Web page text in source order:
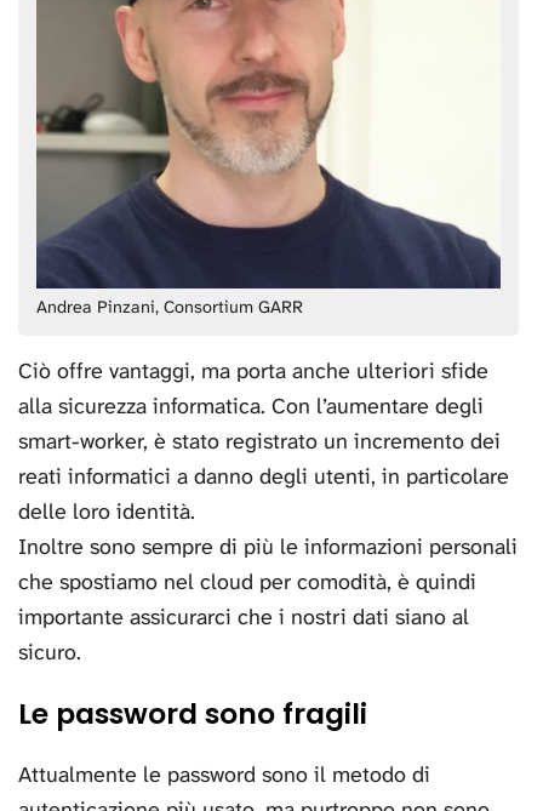
Andrea Pinzani, Consortium GARR
Ciò offre vantaggi, ma porta anche ulteriori sfide
alla sicurezza informatica. Con l’aumentare degli
smart-worker, è stato registrato un incremento dei
reati informatici a danno degli utenti, in particolare
delle loro identità.
Inoltre sono sempre di più le informazioni personali
che spostiamo nel cloud per comodità, è quindi
importante assicurarci che i nostri dati siano al
sicuro.
Le password sono fragili
Attualmente le password sono il metodo di